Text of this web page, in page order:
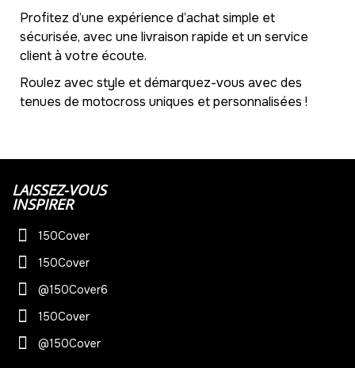
Profitez d’une expérience d’achat simple et
sécurisée, avec une livraison rapide et un service
client à votre écoute.
Roulez avec style et démarquez-vous avec des
tenues de motocross uniques et personnalisées !
LAISSEZ-VOUS
INSPIRER
150Cover
150Cover
@150Cover6
150Cover
@150Cover